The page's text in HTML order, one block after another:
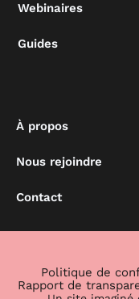
Webinaires
Guides
À propos
Nous rejoindre
Contact
Politique de
Rapport de